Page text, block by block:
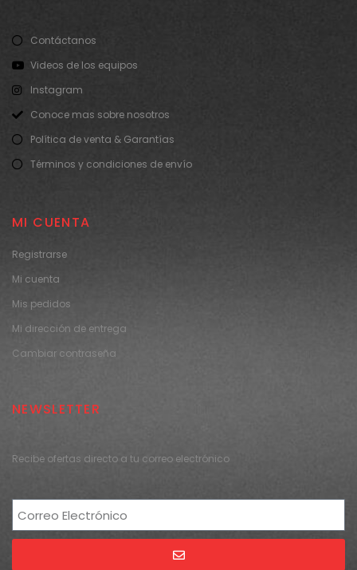
Contáctanos
Videos de los equipos
Instagram
Conoce mas sobre nosotros
Política de venta & Garantías
Términos y condiciones de envío
MI CUENTA
Registrarse
Mi cuenta
Mis pedidos
Mi dirección de entrega
Cambiar contraseña
NEWSLETTER
Recibe ofertas directo a tu correo electrónico